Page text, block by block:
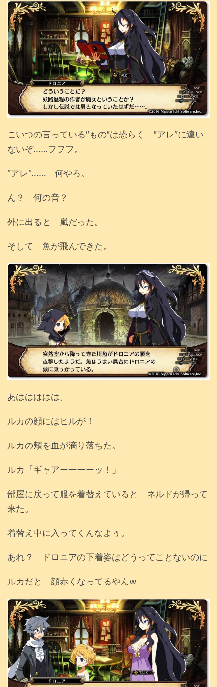
こいつの言っている″もの″は恐らく ″アレ″に違い
ないぞ……フフフ。
″アレ″…… 何やろ。
ん？ 何の音？
外に出ると 嵐だった。
そして 魚が飛んできた。
あははははは。
ルカの顔にはヒルが！
ルカの頬を血が滴り落ちた。
ルカ「ギャアーーーーッ！」
部屋に戻って服を着替えていると ネルドが帰って
来た。
着替え中に入ってくんなよぅ。
あれ？ ドロニアの下着姿はどうってことないのに
ルカだと 顔赤くなってるやんw